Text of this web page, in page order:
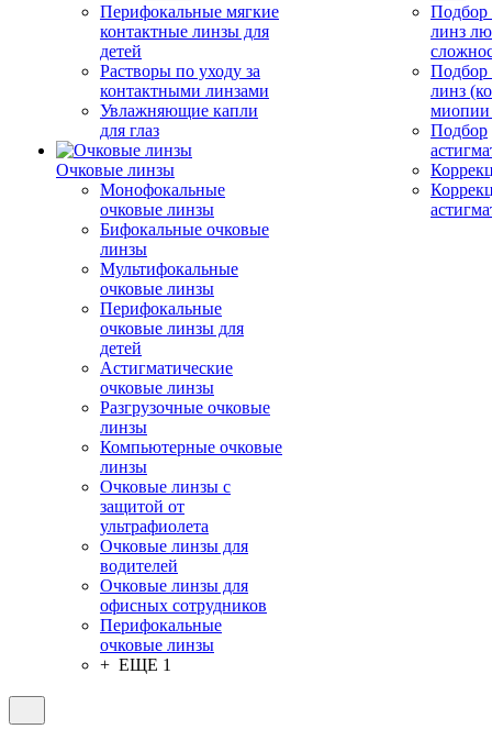
Перифокальные мягкие
контактные линзы для
детей
Растворы по уходу за
контактными линзами
Увлажняющие капли
для глаз
Очковые линзы
Монофокальные
очковые линзы
Бифокальные очковые
линзы
Мультифокальные
очковые линзы
Перифокальные
очковые линзы для
детей
Астигматические
очковые линзы
Разгрузочные очковые
линзы
Компьютерные очковые
линзы
Очковые линзы с
защитой от
ультрафиолета
Очковые линзы для
водителей
Очковые линзы для
офисных сотрудников
Перифокальные
очковые линзы
+ ЕЩЕ 1
Подбор
линз
Подбор
линз
миопии
Подбор